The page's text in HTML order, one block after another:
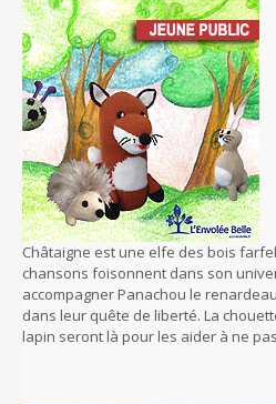
Châtaigne est une elfe des bois
chansons foisonnent dans son
accompagner Panachou le
dans leur quête de liberté. La
lapin seront là pour les aider à ne